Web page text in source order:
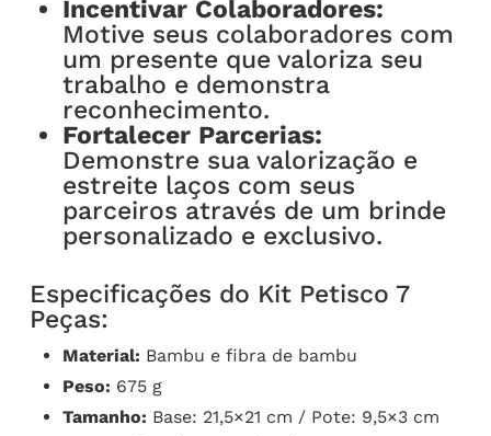
Incentivar Colaboradores:
Motive seus colaboradores com
um presente que valoriza seu
trabalho e demonstra
reconhecimento.
Fortalecer Parcerias:
Demonstre sua valorização e
estreite laços com seus
parceiros através de um brinde
personalizado e exclusivo.
Especificações do Kit Petisco 7
Peças:
Material: Bambu e fibra de bambu
Peso: 675 g
Tamanho: Base: 21,5×21 cm / Pote: 9,5×3 cm